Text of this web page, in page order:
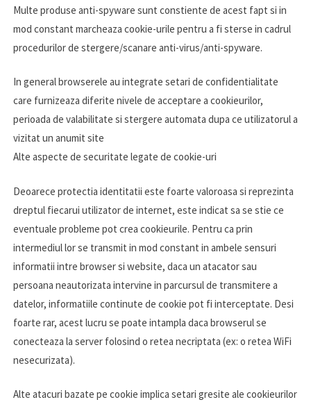
Multe produse anti-spyware sunt constiente de acest fapt si in
mod constant marcheaza cookie-urile pentru a fi sterse in cadrul
procedurilor de stergere/scanare anti-virus/anti-spyware.
In general browserele au integrate setari de confidentialitate
care furnizeaza diferite nivele de acceptare a cookieurilor,
perioada de valabilitate si stergere automata dupa ce utilizatorul a
vizitat un anumit site
Alte aspecte de securitate legate de cookie-uri
Deoarece protectia identitatii este foarte valoroasa si reprezinta
dreptul fiecarui utilizator de internet, este indicat sa se stie ce
eventuale probleme pot crea cookieurile. Pentru ca prin
intermediul lor se transmit in mod constant in ambele sensuri
informatii intre browser si website, daca un atacator sau
persoana neautorizata intervine in parcursul de transmitere a
datelor, informatiile continute de cookie pot fi interceptate. Desi
foarte rar, acest lucru se poate intampla daca browserul se
conecteaza la server folosind o retea necriptata (ex: o retea WiFi
nesecurizata).
Alte atacuri bazate pe cookie implica setari gresite ale cookieurilor